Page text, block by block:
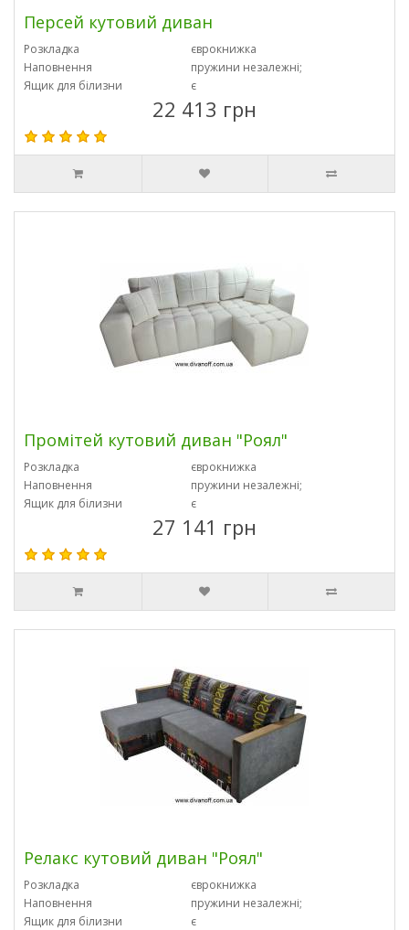
Персей кутовий диван
Розкладка
єврокнижка
Наповнення
пружини незалежні;
Ящик для білизни
є
22 413 грн
Промітей кутовий диван "Роял"
Розкладка
єврокнижка
Наповнення
пружини незалежні;
Ящик для білизни
є
27 141 грн
Релакс кутовий диван "Роял"
Розкладка
єврокнижка
Наповнення
пружини незалежні;
Ящик для білизни
є